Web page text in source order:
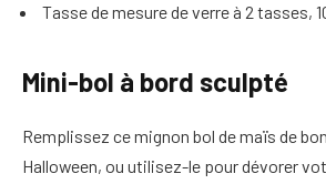
Tasse de mesure de verre à 2 tasses,
Mini-bol à bord sculpté
Remplissez ce mignon bol de maïs de
Halloween, ou utilisez-le pour dévorer